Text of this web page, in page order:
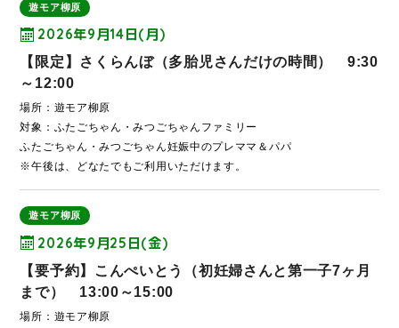
遊モア柳原
2026年9月14日(月)
【限定】さくらんぼ（多胎児さんだけの時間） 9:30
～12:00
場所：遊モア柳原
対象：ふたごちゃん・みつごちゃんファミリー
ふたごちゃん・みつごちゃん妊娠中のプレママ＆パパ
※午後は、どなたでもご利用いただけます。
遊モア柳原
2026年9月25日(金)
【要予約】こんぺいとう（初妊婦さんと第一子7ヶ月
まで） 13:00～15:00
場所：遊モア柳原